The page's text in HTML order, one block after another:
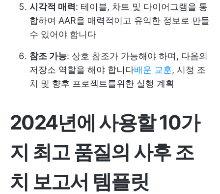
시각적 매력 : 테이블, 차트 및 다이어그램을 통
합하여 AAR을 매력적이고 유익한 정보로 만들
수 있어야 합니다
참조 가능: 상호 참조가 가능해야 하며, 다음의
저장소 역할을 해야 합니다배운 교훈, 시정 조
치 및 향후 프로젝트를위한 실행 계획
2024년에 사용할 10가
지 최고 품질의 사후 조
치 보고서 템플릿